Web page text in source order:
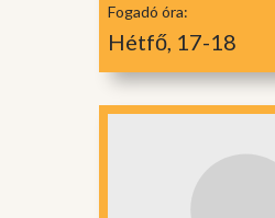
Fogadó óra:
Hétfő, 17-18